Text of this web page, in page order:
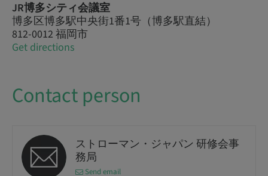
JR博多シティ会議室
博多区博多駅中央街1番1号（博多駅直結）
812-0012 福岡市
Get directions
Contact person
ストローマン・ジャパン 研修会事
務局
Send email